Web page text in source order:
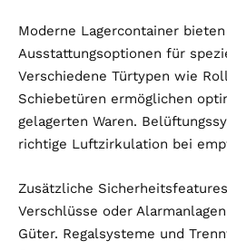
Moderne Lagercontainer
Ausstattungsoptionen für
Verschiedene Türtypen wie
Schiebetüren ermöglichen
gelagerten Waren.
richtige Luftzirkulation bei
Zusätzliche
Verschlüsse oder
Güter. Regalsysteme und